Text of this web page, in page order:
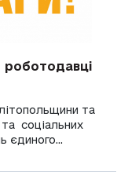
роботодавці
та
соціальних
єдиного...